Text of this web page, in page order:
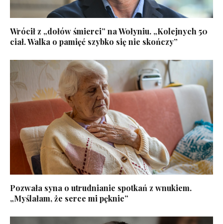
Wrócił z „dołów śmierci” na Wołyniu. „Kolejnych 50
ciał. Walka o pamięć szybko się nie skończy”
Pozwała syna o utrudnianie spotkań z wnukiem.
„Myślałam, że serce mi pęknie”